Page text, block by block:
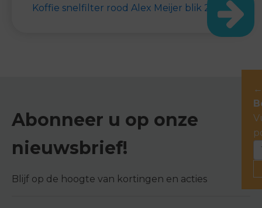
Koffie snelfilter rood Alex Meijer blik 2,5KG
Abonneer u op onze
nieuwsbrief!
Blijf op de hoogte van kortingen en acties
←